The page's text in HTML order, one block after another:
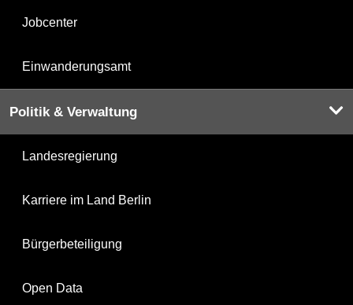
Jobcenter
Einwanderungsamt
Politik & Verwaltung
Landesregierung
Karriere im Land Berlin
Bürgerbeteiligung
Open Data